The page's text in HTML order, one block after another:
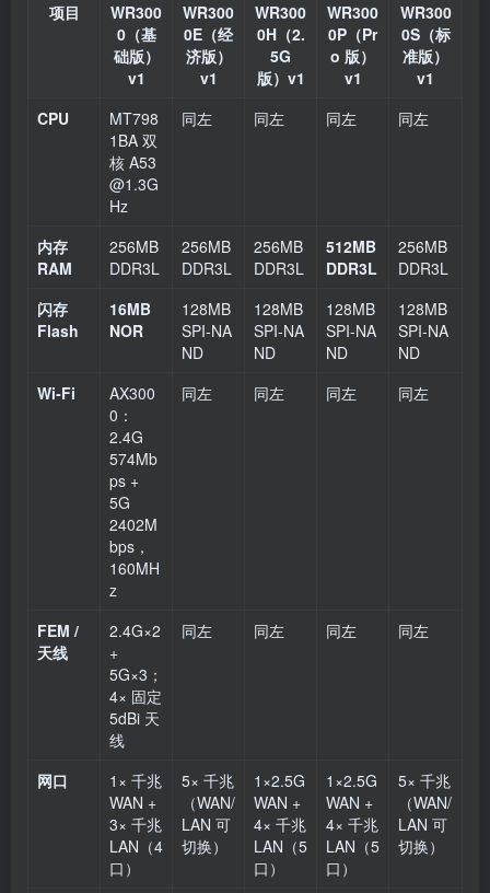
项目
WR300
0（基
础版）
v1
WR300
0E（经
济版）
v1
WR300
0H（2.
5G
版）v1
WR300
0P（Pr
o 版）
v1
WR300
0S（标
准版）
v1
CPU
MT798
1BA 双
核 A53
@1.3G
Hz
同左 同左 同左 同左
内存
RAM
256MB
DDR3L
256MB
DDR3L
256MB
DDR3L
512MB
DDR3L
256MB
DDR3L
闪存
Flash
16MB
NOR
128MB
SPI‑NA
ND
128MB
SPI‑NA
ND
128MB
SPI‑NA
ND
128MB
SPI‑NA
ND
Wi‑Fi
AX300
0：
2.4G
574Mb
ps +
5G
2402M
bps，
160MH
z
同左 同左 同左 同左
FEM /
天线
2.4G×2
+
5G×3；
4× 固定
5dBi 天
线
同左 同左 同左 同左
网口
1× 千兆
WAN +
3× 千兆
LAN（4
口）
5× 千兆
（WAN/
LAN 可
切换）
1×2.5G
WAN +
4× 千兆
LAN（5
口）
1×2.5G
WAN +
4× 千兆
LAN（5
口）
5× 千兆
（WAN/
LAN 可
切换）